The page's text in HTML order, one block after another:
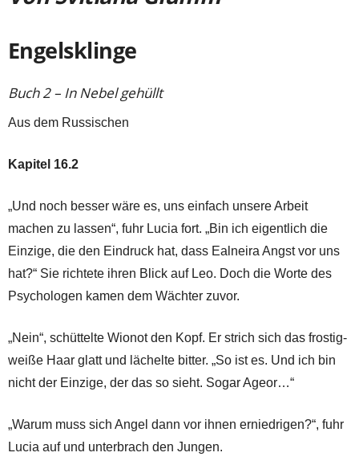
Engelsklinge
Buch 2 – In Nebel gehüllt
Aus dem Russischen
Kapitel 16.2
„Und noch besser wäre es, uns einfach unsere Arbeit
machen zu lassen“, fuhr Lucia fort. „Bin ich eigentlich die
Einzige, die den Eindruck hat, dass Ealneira Angst vor uns
hat?“ Sie richtete ihren Blick auf Leo. Doch die Worte des
Psychologen kamen dem Wächter zuvor.
„Nein“, schüttelte Wionot den Kopf. Er strich sich das frostig-
weiße Haar glatt und lächelte bitter. „So ist es. Und ich bin
nicht der Einzige, der das so sieht. Sogar Ageor…“
„Warum muss sich Angel dann vor ihnen erniedrigen?“, fuhr
Lucia auf und unterbrach den Jungen.